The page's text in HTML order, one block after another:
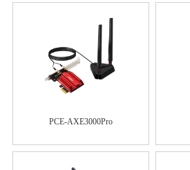
PCE-AXE3000Pro